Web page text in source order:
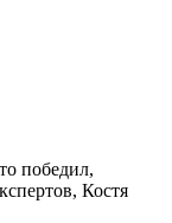
победил,
Костя